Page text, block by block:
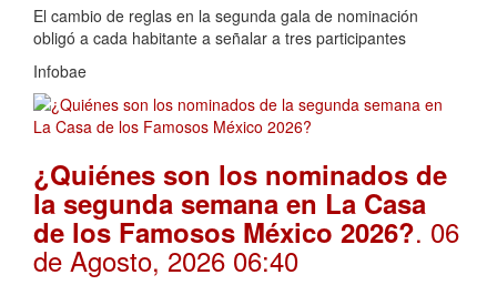
El cambio de reglas en la segunda gala de nominación
obligó a cada habitante a señalar a tres participantes
Infobae
¿Quiénes son los nominados de
la segunda semana en La Casa
de los Famosos México 2026?. 06
de Agosto, 2026 06:40